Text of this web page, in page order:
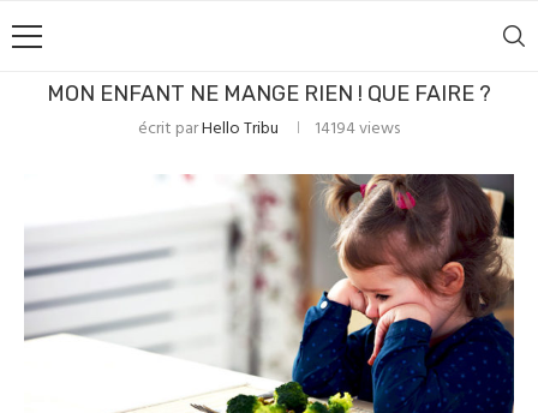
MON ENFANT NE MANGE RIEN ! QUE FAIRE ?
écrit parHello Tribu 14194views